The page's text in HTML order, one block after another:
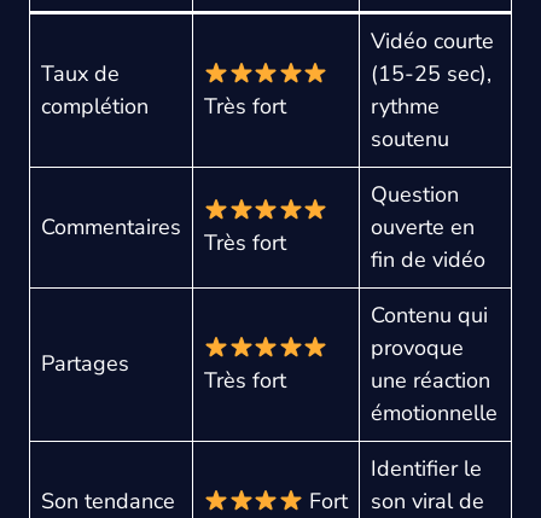
Taux de
complétion
Très fort
Vidéo courte
(15-25 sec),
rythme
soutenu
Commentaires
Très fort
Question
ouverte en
fin de vidéo
Partages
Très fort
Contenu qui
provoque
une réaction
émotionnelle
Son tendance Fort
Identifier le
son viral de